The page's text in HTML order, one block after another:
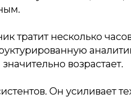
тратит несколько
возрастает.
Он усиливает